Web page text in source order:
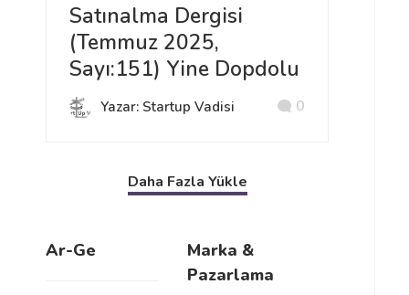
Satınalma Dergisi
(Temmuz 2025,
Sayı:151) Yine Dopdolu
Yazar: Startup Vadisi 0
Daha Fazla Yükle
Ar-Ge
Marka &
Pazarlama